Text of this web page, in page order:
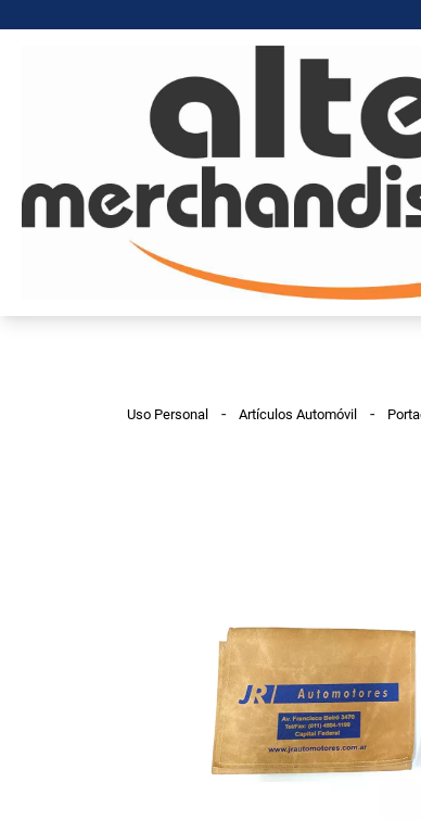
Uso Personal - Artículos Automóvil -